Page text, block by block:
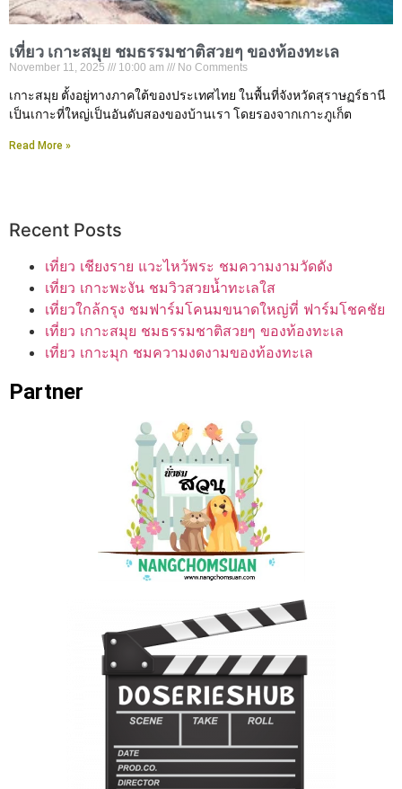
เที่ยว เกาะสมุย ชมธรรมชาติสวยๆ ของท้องทะเล
November 11, 2025 10:00 am No Comments
เกาะสมุย ตั้งอยู่ทางภาคใต้ของประเทศไทย ในพื้นที่จังหวัดสุราษฏร์ธานี
เป็นเกาะที่ใหญ่เป็นอันดับสองของบ้านเรา โดยรองจากเกาะภูเก็ต
Read More »
Recent Posts
เที่ยว เชียงราย แวะไหว้พระ ชมความงามวัดดัง
เที่ยว เกาะพะงัน ชมวิวสวยน้ำทะเลใส
เที่ยวใกล้กรุง ชมฟาร์มโคนมขนาดใหญ่ที่ ฟาร์มโชคชัย
เที่ยว เกาะสมุย ชมธรรมชาติสวยๆ ของท้องทะเล
เที่ยว เกาะมุก ชมความงดงามของท้องทะเล
Partner